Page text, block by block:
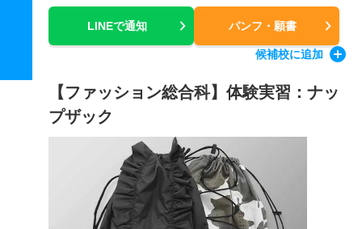
LINEで通知 パンフ・願書
候補校に追加
【ファッション総合科】体験実習：ナッ
プザック